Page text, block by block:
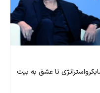
تا عشق به بیت